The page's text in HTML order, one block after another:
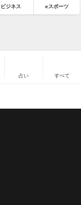
ビジネス eスポーツ
占い すべて